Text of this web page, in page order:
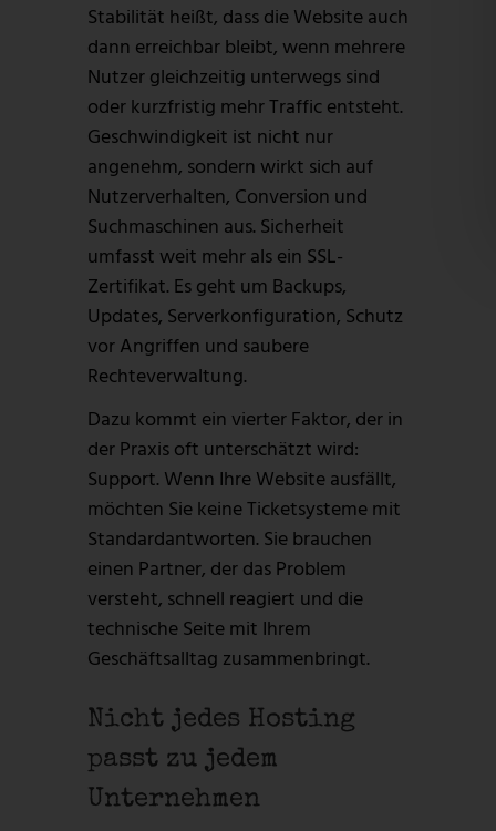
Stabilität heißt, dass die Website auch
dann erreichbar bleibt, wenn mehrere
Nutzer gleichzeitig unterwegs sind
oder kurzfristig mehr Traffic entsteht.
Geschwindigkeit ist nicht nur
angenehm, sondern wirkt sich auf
Nutzerverhalten, Conversion und
Suchmaschinen aus. Sicherheit
umfasst weit mehr als ein SSL-
Zertifikat. Es geht um Backups,
Updates, Serverkonfiguration, Schutz
vor Angriffen und saubere
Rechteverwaltung.
Dazu kommt ein vierter Faktor, der in
der Praxis oft unterschätzt wird:
Support. Wenn Ihre Website ausfällt,
möchten Sie keine Ticketsysteme mit
Standardantworten. Sie brauchen
einen Partner, der das Problem
versteht, schnell reagiert und die
technische Seite mit Ihrem
Geschäftsalltag zusammenbringt.
Nicht jedes Hosting
passt zu jedem
Unternehmen